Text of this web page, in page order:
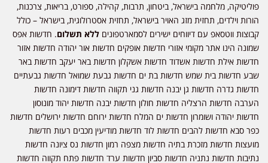
פוליטיקה, מלחמה בישראל, ביטחון, תרבות, קהילה, ספורט, בריאות, צרכנות,
הורות וילדים, תחזית מזג האויר בישראל, תחזית אסטרולוגית, בישראל – כולל
קבוצות ווטסאפ עם דיווחים ישירים לסמארטפונים ללא תשלום. חדשות אפס
שמונה הינו אתר מקומי אזורי חדשות אופקים חדשות אור יהודה חדשות אזור
חדשות אילת חדשות אשדוד חדשות אשקלון חדשות באר יעקב חדשות באר
שבע חדשות בית שמש חדשות בת ים חדשות גבעת שמואל חדשות גבעתיים
חדשות גדרה חדשות גן יבנה חדשות גני תקווה חדשות דימונה חדשות
הערבה חדשות הרצליה חדשות חולון חדשות יבנה חדשות יהוד מונוסון
חדשות יהודה ושומרון חדשות ים המלח חדשות ירוחם חדשות ירושלים חדשות
כפר סבא חדשות להבים חדשות לוד חדשות מודיעין מכבים רעות חדשות
מועצות חדשות מזכרת בתיה חדשות מצפה רמון חדשות נס ציונה חדשות
נתיבות חדשות נתניה חדשות סביון חדשות ערד חדשות פתח תקווה חדשות